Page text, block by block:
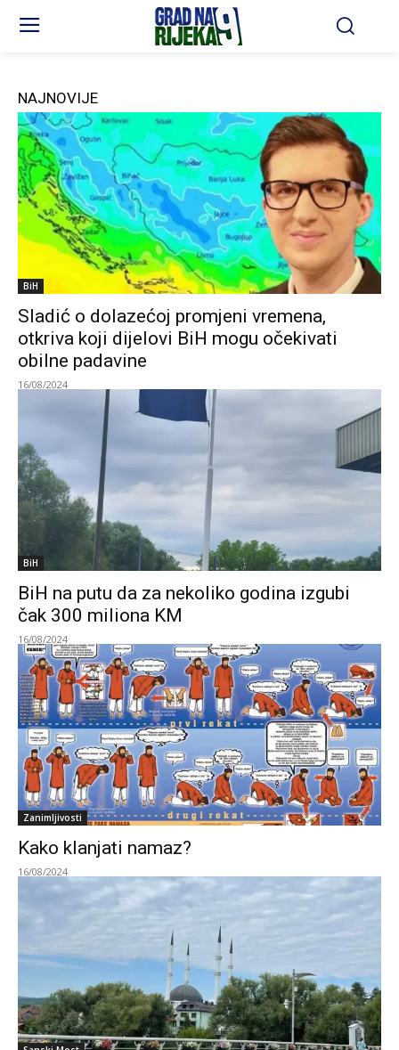
NAJNOVIJE
BiH
Sladić o dolazećoj promjeni vremena,
otkriva koji dijelovi BiH mogu očekivati
obilne padavine
16/08/2024
BiH
BiH na putu da za nekoliko godina izgubi
čak 300 miliona KM
16/08/2024
Zanimljivosti
Kako klanjati namaz?
16/08/2024